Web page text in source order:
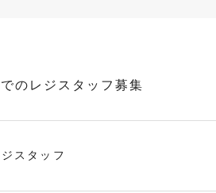
のレジスタッフ募集
ジスタッフ